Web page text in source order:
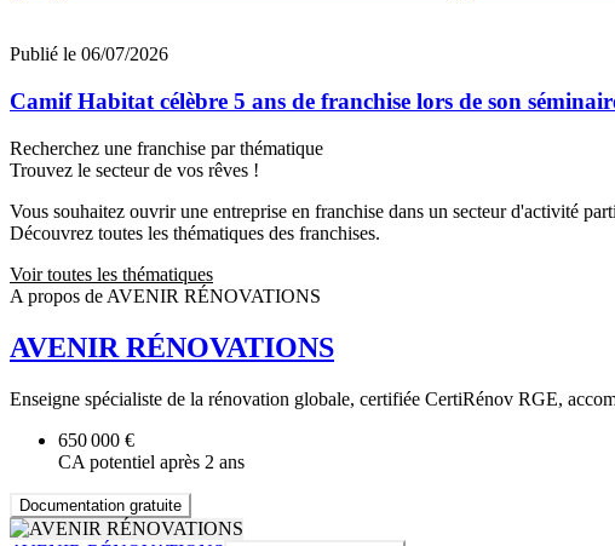
Publié le 06/07/2026
Camif Habitat célèbre 5 ans de franchise lors de son
Recherchez une franchise par thématique
Trouvez le secteur de vos rêves !
Vous souhaitez ouvrir une entreprise en franchise dans un secteur d'activité
Découvrez toutes les thématiques des franchises.
Voir toutes les thématiques
A propos de AVENIR RÉNOVATIONS
AVENIR RÉNOVATIONS
Enseigne spécialiste de la rénovation globale, certifiée CertiRénov RGE,
650 000 €
CA potentiel après 2 ans
Documentation gratuite